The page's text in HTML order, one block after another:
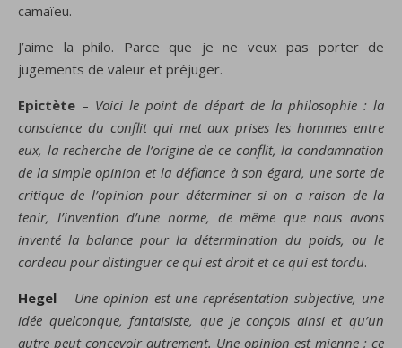
camaïeu.
J’aime la philo. Parce que je ne veux pas porter de
jugements de valeur et préjuger.
Epictète – Voici le point de départ de la philosophie : la
conscience du conflit qui met aux prises les hommes entre
eux, la recherche de l’origine de ce conflit, la condamnation
de la simple opinion et la défiance à son égard, une sorte de
critique de l’opinion pour déterminer si on a raison de la
tenir, l’invention d’une norme, de même que nous avons
inventé la balance pour la détermination du poids, ou le
cordeau pour distinguer ce qui est droit et ce qui est tordu.
Hegel – Une opinion est une représentation subjective, une
idée quelconque, fantaisiste, que je conçois ainsi et qu’un
autre peut concevoir autrement. Une opinion est mienne ; ce